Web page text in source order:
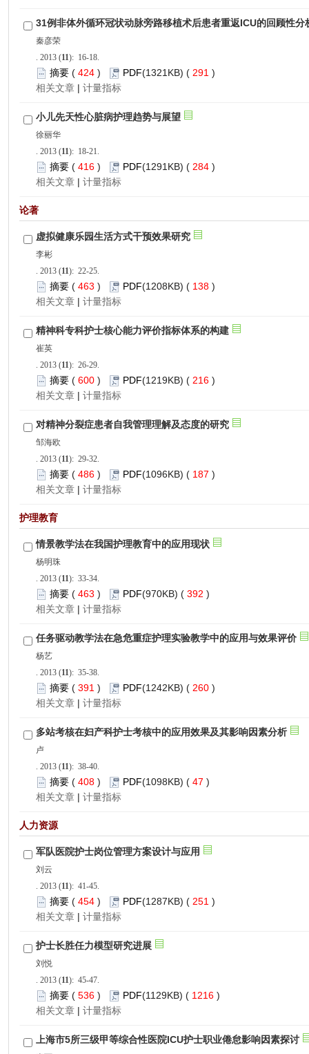
): 16-18.
424 ) 291 )
|
): 18-21.
416 ) 284 )
|
): 22-25.
463 ) 138 )
|
): 26-29.
600 ) 216 )
|
): 29-32.
486 ) 187 )
|
): 33-34.
463 ) 392 )
|
): 35-38.
391 ) 260 )
|
): 38-40.
408 ) 47 )
|
): 41-45.
454 ) 251 )
|
): 45-47.
536 ) 1216 )
|